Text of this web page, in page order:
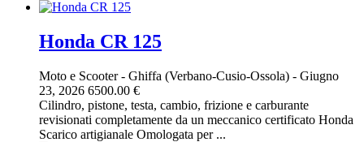
Honda CR 125
Moto e Scooter- Ghiffa (Verbano-Cusio-Ossola) - Giugno
23, 2026 6500.00 €
Cilindro, pistone, testa, cambio, frizione e carburante
revisionati completamente da un meccanico certificato Honda
Scarico artigianale Omologata per ...